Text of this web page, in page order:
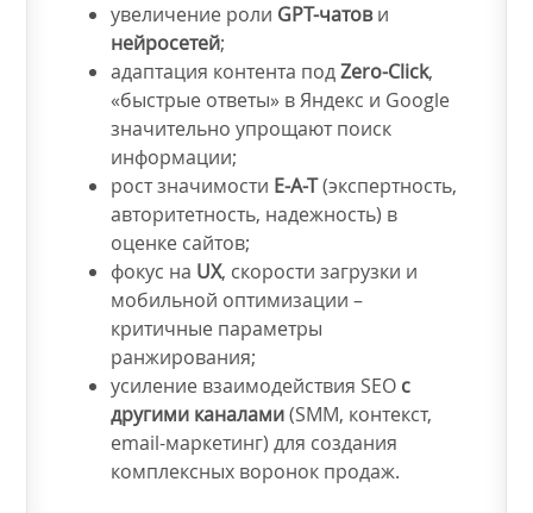
увеличение роли GPT-чатови
нейросетей;
адаптация контента подZero-Click,
«быстрые ответы» в Яндекс и Google
значительно упрощают поиск
информации;
рост значимости E-A-T(экспертность,
авторитетность, надежность) в
оценке сайтов;
фокус на UX, скорости загрузки и
мобильной оптимизации –
критичные параметры
ранжирования;
усиление взаимодействия SEO с
другими каналами(SMM, контекст,
email-маркетинг) для создания
комплексных воронок продаж.